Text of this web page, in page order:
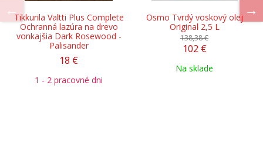
Tikkurila Valtti Plus Complete
Ochranná lazúra na drevo
vonkajšia Dark Rosewood -
Palisander
18 €
1 - 2 pracovné dni
Osmo Tvrdý voskový olej
Original 2,5 L
138,38 €
102 €
Na sklade